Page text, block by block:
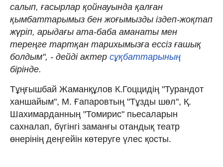
салып, ғасырлар қойнауында қалған
қымбаттарымыз бен жоғымызды іздеп-жоқтап
жүріп, арыдағы ата-баба аманаты мен
тереңге тартқан тарихымызға ессіз ғашық
болдым", - дейді актер сұқбаттарының
бірінде.
Тұңғышбай Жаманқұлов К.Гоццидің "Турандот
ханшайым", М. Ғапаровтың "Тұзды шөл", Қ.
Шахимарданның "Томирис" пьесаларын
сахналап, бүгінгі заманғы отандық театр
өнерінің деңгейін көтеруге үлес қосты.